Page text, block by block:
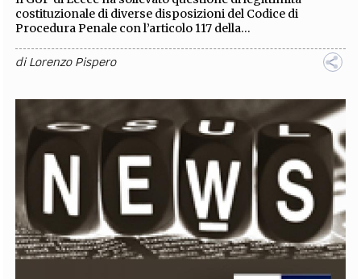
costituzionale di diverse disposizioni del Codice di
Procedura Penale con l’articolo 117 della...
diLorenzo Pispero